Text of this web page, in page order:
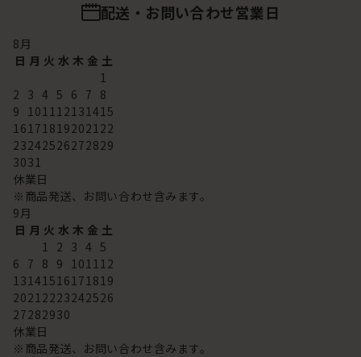
配送・お問い合わせ営業日
8 月
日 月 火 水 木 金 土
1
2 3 4 5 6 7 8
9
10 11 12 13 14 15
16 17 18 192021 22
23242526272829
3031
休業日
※商品発送、お問い合わせ含みます。
9 月
日 月 火 水 木 金 土
1
2 3 4 5
6 7 8 9 10 11 12
13 14 15 16 17 18 19
2021 2223242526
27282930
休業日
※商品発送、お問い合わせ含みます。